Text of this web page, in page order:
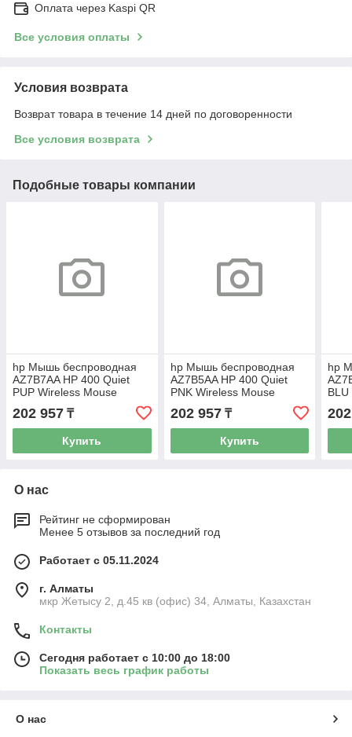
Оплата через Kaspi QR
Все условия оплаты
Условия возврата
Возврат товара в течение 14 дней по договоренности
Все условия возврата
Подобные товары компании
hp Mышь беспроводная
AZ7B7AA HP 400 Quiet
PUP Wireless Mouse
202 957 ₸
Купить
hp Mышь беспроводная
AZ7B5AA HP 400 Quiet
PNK Wireless Mouse
202 957₸
Купить
hp
О нас
Рейтинг не сформирован
Менее 5 отзывов за последний год
Работает с 05.11.2024
г. Алматы
мкр Жетысу 2, д.45 кв (офис) 34, Алматы, Казахстан
Контакты
Сегодня работает с 10:00 до 18:00
Показать весь график работы
О нас